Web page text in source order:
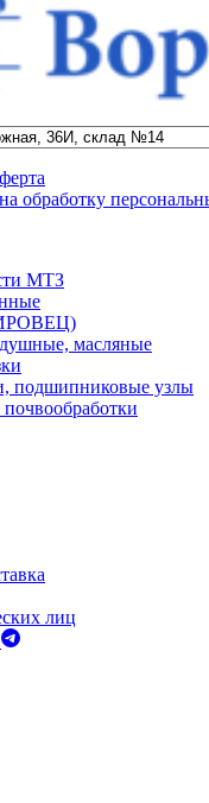
обработку
МТЗ
масляные
подшипниковые узлы
почвообработки
лиц